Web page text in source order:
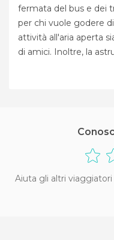
fermata del bus e dei
per chi vuole godere
attività all'aria aperta
di amici. Inoltre, la
Aiuta gli altri